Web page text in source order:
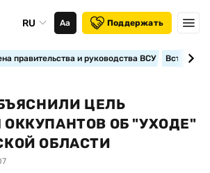
RU Аа Поддержать
правительства и руководства ВСУ
ЦЕЛЬ
ОБ "УХОДЕ"
ОБЛАСТИ